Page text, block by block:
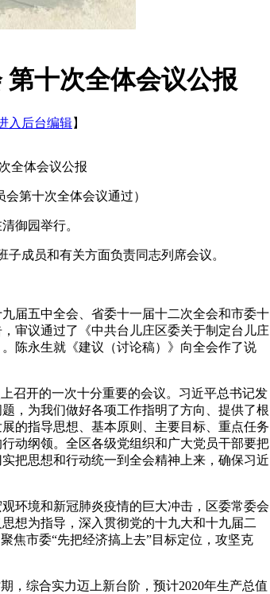
第十次全体会议公报
入后台编辑】
全体会议公报
会第十次全体会议通过）
御园举行。
成员和有关方面负责同志列席会议。
届五中全会、省委十一届十二次全会和市委十
审议通过了《中共台儿庄区委关于制定台儿庄
陈永生就《建议（讨论稿）》向全会作了说
召开的一次十分重要的会议。习近平总书记发
，为我们做好各项工作指明了方向、提供了根
的指导思想、基本原则、主要目标、重点任务
动纲领。全区各级党组织和广大党员干部要把
把思想和行动统一到全会精神上来，确保习近
环境和新冠肺炎疫情的巨大冲击，区委常委会
想为指导，深入贯彻党的十九大和十九届二
焦市委“先把经济搞上去”目标定位，攻坚克
，综合实力迈上新台阶，预计2020年生产总值